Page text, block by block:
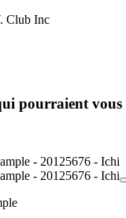
Club Inc
pourraient vous